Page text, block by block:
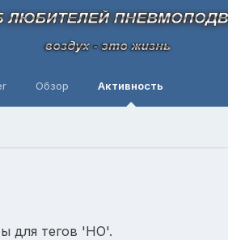
Обзор Активность
для тегов 'НО'.